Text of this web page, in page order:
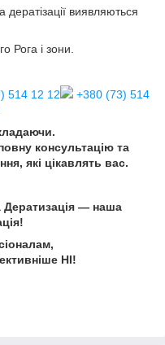
дератізації виявляються
Рога і зони.
514 12 12
+380 (73) 514
консультацію та
які цікавлять вас.
Дератизація — наша
НІ!